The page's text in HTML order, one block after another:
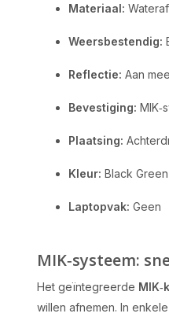
Materiaal:
Weersbestendig:
Reflectie: Aan
Bevestiging:
Plaatsing:
Kleur: Black Green
Laptopvak: Geen
MIK‑systeem:
Het geïntegreerde
willen afnemen. In